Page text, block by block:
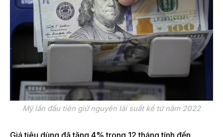
Mỹ lần đầu tiên giữ nguyên lãi suất kể từ năm 2022
Giá tiêu dùng đã tăng 4% trong 12 tháng tính đến